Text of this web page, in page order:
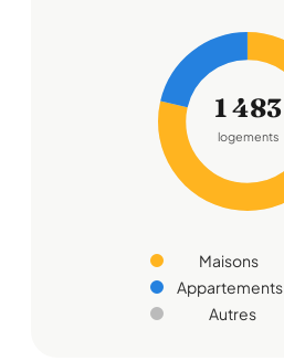
1 483
logements
Maisons
Appartements
Autres